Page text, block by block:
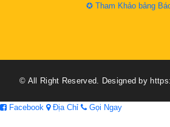
✪ Tham Khảo bảng
© All Right Reserved. Designed by
Facebook Địa Chỉ Gọi Ngay